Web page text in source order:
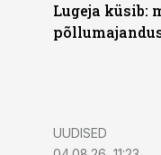
Lugeja küsib:
UUDISED